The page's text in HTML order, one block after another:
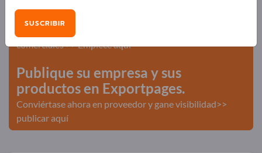
¡Anúnciese gratis en Exportpages!
comerciales >> Empiece aquí
Publique su empresa y sus
productos en Exportpages.
Conviértase ahora en proveedor y gane visibilidad>>
publicar aquí
SUSCRIBIR